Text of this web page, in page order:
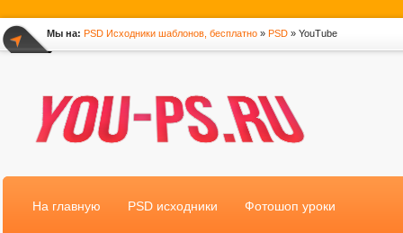
Мы на: PSD Исходники шаблонов, бесплатно » PSD » YouTube
На главную PSD исходники Фотошоп уроки